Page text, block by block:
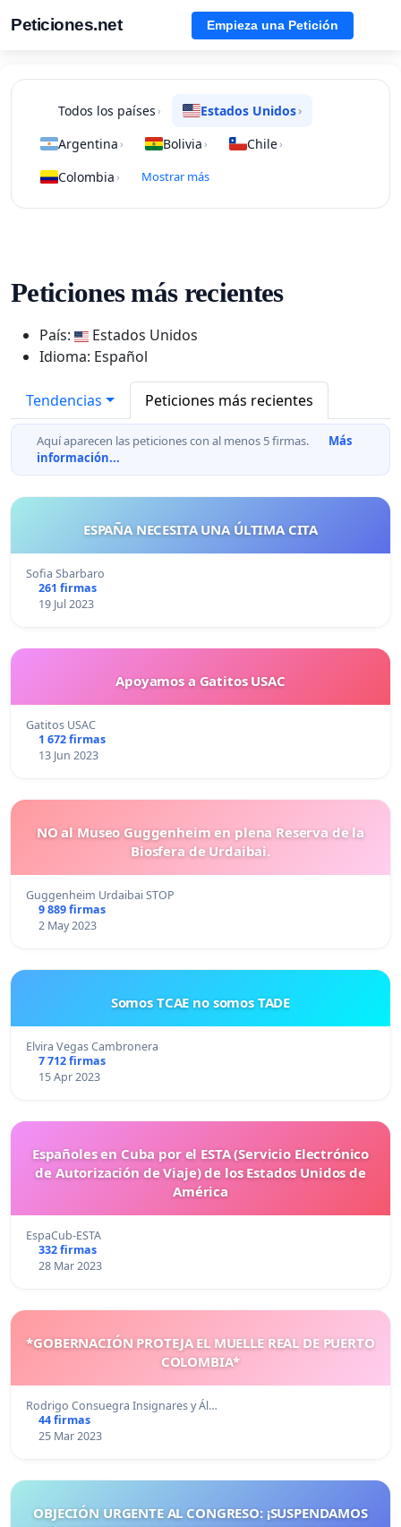
Peticiones.net Empieza una Petición
Todos los países › Estados Unidos›
Argentina › Bolivia › Chile›
Colombia › Mostrar más
Peticiones más recientes
País:
Estados Unidos
Idioma: Español
Tendencias Peticiones más recientes
Aquí aparecen las peticiones con al menos 5 firmas.
Más
información...
ESPAÑA NECESITA UNA ÚLTIMA CITA
Sofia Sbarbaro
261 firmas
19 Jul 2023
Apoyamos a Gatitos USAC
Gatitos USAC
1 672 firmas
13 Jun 2023
NO al Museo Guggenheim en plena Reserva de la
Biosfera de Urdaibai.
Guggenheim Urdaibai STOP
9 889 firmas
2 May 2023
Somos TCAE no somos TADE
Elvira Vegas Cambronera
7 712 firmas
15 Apr 2023
Españoles en Cuba por el ESTA (Servicio Electrónico
de Autorización de Viaje) de los Estados Unidos de
América
EspaCub-ESTA
332 firmas
28 Mar 2023
*GOBERNACIÓN PROTEJA EL MUELLE REAL DE PUERTO
COLOMBIA*
Rodrigo Consuegra Insignares y Ál…
44 firmas
25 Mar 2023
OBJECIÓN URGENTE AL CONGRESO: ¡SUSPENDAMOS